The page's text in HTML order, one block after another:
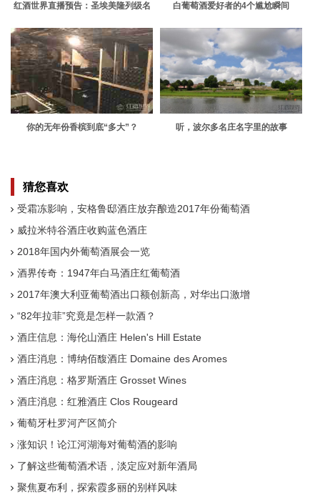
红酒世界直播预告：圣埃美隆列级名
白葡萄酒爱好者的4个尴尬瞬间
你的无年份香槟到底“多大”？ 听，波尔多名庄名字里的故事
猜您喜欢
受霜冻影响，安格鲁邸酒庄放弃酿造2017年份葡萄酒
威拉米特谷酒庄收购蓝色酒庄
2018年国内外葡萄酒展会一览
酒界传奇：1947年白马酒庄红葡萄酒
2017年澳大利亚葡萄酒出口额创新高，对华出口激增
“82年拉菲”究竟是怎样一款酒？
酒庄信息：海伦山酒庄 Helen's Hill Estate
酒庄消息：博纳佰馥酒庄 Domaine des Aromes
酒庄消息：格罗斯酒庄 Grosset Wines
酒庄消息：红雅酒庄 Clos Rougeard
葡萄牙杜罗河产区简介
涨知识！论江河湖海对葡萄酒的影响
了解这些葡萄酒术语，淡定应对新年酒局
聚焦夏布利，探索霞多丽的别样风味